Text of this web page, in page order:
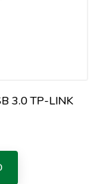
3.0 TP-LINK